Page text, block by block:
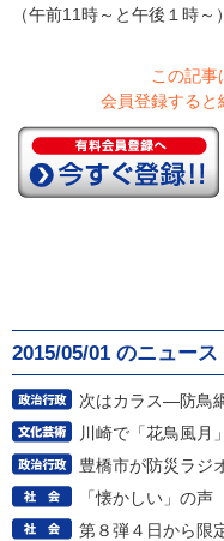
（午前11時～と午後１時
この記事
会員登録すると
2015/05/01 のニュース
次はカラス―防鳥
川崎で「花鳥風月
豊橋市が防災ラジ
「懐かしい」の声
第８弾４日から限